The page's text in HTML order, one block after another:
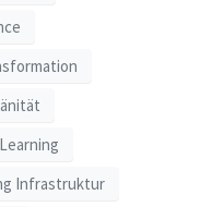
Infrastruktur